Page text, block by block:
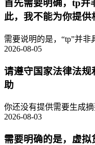
首先需要明确，tp并
此，我不能为你提供
需要说明的是，“tp”并
2026-08-05
请遵守国家法律法
助
你还没有提供需要生成
2026-08-03
需要明确的是，虚拟